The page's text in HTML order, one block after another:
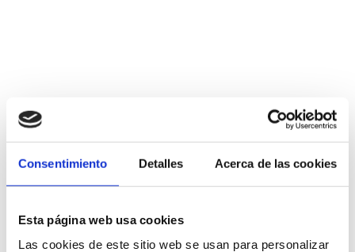
Consentimiento Detalles Acerca de las cookies
Esta página web usa cookies
Las cookies de este sitio web se usan para personalizar